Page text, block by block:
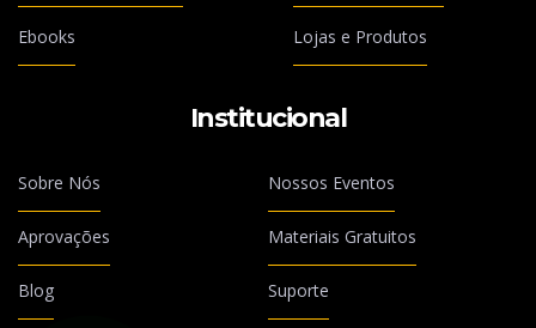
Ebooks Lojas e Produtos
Institucional
Sobre Nós Nossos Eventos
Aprovações Materiais Gratuitos
Blog Suporte